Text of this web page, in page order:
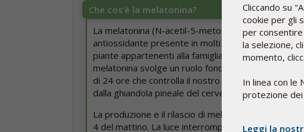
Che cos’è la melatonina?
La melatonina (N-acetil-5-metossitriptamina) è
antiossidante presente in molti organismi viventi.
piante appartenenti alla famiglia del riso. Negli
melatonina svolge un ruolo fondamentale nella
di 24 ore che controlla il nostro ciclo sonno-veglia.
dalla ghiandola pineale del cervello e regolata da
La produzione e il rilascio di melatonina sono
4 del mattino. La luce interrompe la sintesi e il
Cliccando su
cookie per gli
per
la selezione,
momento,
In linea con le
protezione
Leggi la